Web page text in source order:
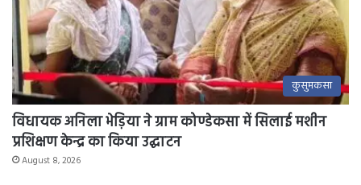
कुसुमकसा
विधायक अनिला भेड़िया ने ग्राम कोण्डेकसा में सिलाई मशीन
प्रशिक्षण केन्द्र का किया उद्घाटन
August 8, 2026